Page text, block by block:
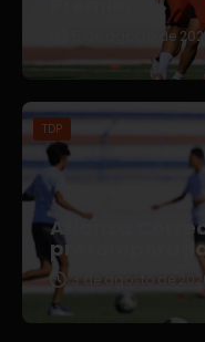
5 de agosto de
TDP
Afianza
3 de agosto de